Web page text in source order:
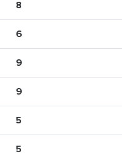
8
6
9
9
5
5